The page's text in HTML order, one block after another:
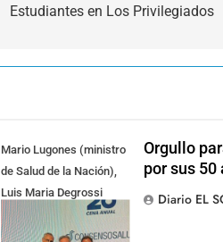
Estudiantes en Los Privilegiados
Mario Lugones (ministro
de Salud de la Nación),
Luis Maria Degrossi
(Presidente de Apres
Salud) y Cristian Mazza
Orgullo
por sus 50
Diario EL